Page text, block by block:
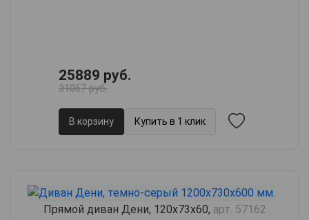
25889 руб.
31067 руб.
В корзину Купить в 1 клик
Прямой диван Дени, 120х73х60, арт. 57162